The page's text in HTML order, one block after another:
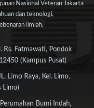
Nasional Veteran Jakarta
dan teknologi,
ilmiah.
Rs. Fatmawati, Pondok
(Kampus Pusat)
Limo Raya, Kel. Limo,
Limo)
Bumi Indah,